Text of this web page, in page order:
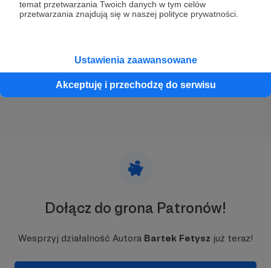
temat przetwarzania Twoich danych w tym celów
przetwarzania znajdują się w naszej polityce prywatności.
Ustawienia zaawansowane
Akceptuję i przechodzę do serwisu
"(...) Zastanawiam się od zawsze kto podaje tym wszystkim
gwiazdom narkotyki. Bo to, że dilerzy, to wiem, ale kto ich
skreślić) ma słabość do używek. Czy to wrodzona
wrażliwość i dusza artysty, która zazwyczaj jest
destrukcyjna? (...)".
Dołącz do grona Patronów!
Wesprzyj działalność Autora Bartek Fetysz już teraz!